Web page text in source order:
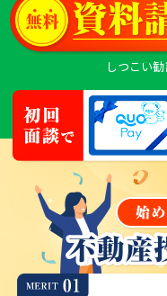
しつこい